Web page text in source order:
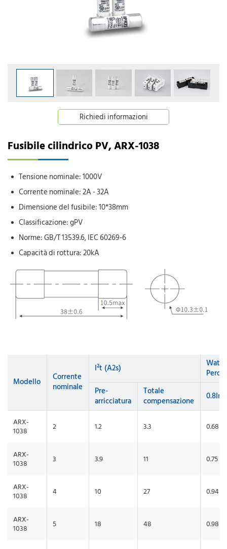
Richiedi informazioni
Fusibile cilindrico PV, ARX-1038
Tensione nominale: 1000V
Corrente nominale: 2A - 32A
Dimensione del fusibile: 10*38mm
Classificazione: gPV
Norme: GB/T 13539.6, IEC 60269-6
Capacità di rottura: 20kA
Modello
Corrente
nominale
I²t (A2s)
Watt
Pre-
arricciatura
Totale
compensazione
0.8In
ARX-
1038 2 1.2 3.3 0.68
ARX-
1038 3 3.9 11 0.75
ARX-
1038 4 10 27 0.94
ARX-
1038 5 18 48 0.98